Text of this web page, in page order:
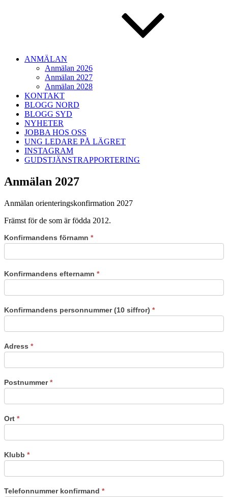
ANMÄLAN
Anmälan 2026
Anmälan 2027
Anmälan 2028
KONTAKT
BLOGG NORD
BLOGG SYD
NYHETER
JOBBA HOS OSS
UNG LEDARE PÅ LÄGRET
INSTAGRAM
GUDSTJÄNSTRAPPORTERING
Anmälan 2027
Anmälan orienteringskonfirmation 2027
Främst för de som är födda 2012.
Konfirmandens förnamn *
Konfirmandens efternamn *
Konfirmandens personnummer (10 siffror) *
Adress *
Postnummer*
Ort *
Klubb *
Telefonnummer konfirmand *